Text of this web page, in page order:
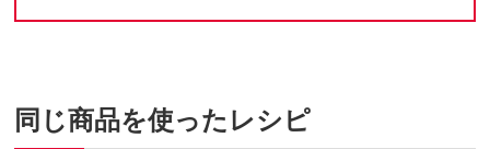
同じ商品を使ったレシピ